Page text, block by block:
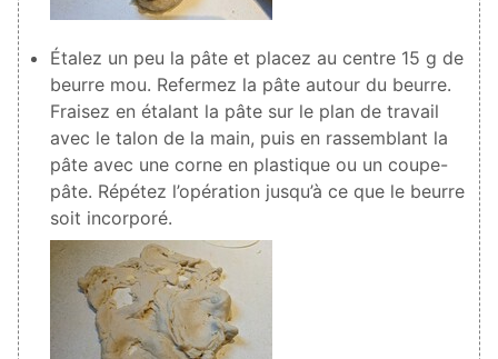
Étalez un peu la pâte et placez au centre 15 g de
beurre mou. Refermez la pâte autour du beurre.
Fraisez en étalant la pâte sur le plan de travail
avec le talon de la main, puis en rassemblant la
pâte avec une corne en plastique ou un coupe-
pâte. Répétez l’opération jusqu’à ce que le beurre
soit incorporé.